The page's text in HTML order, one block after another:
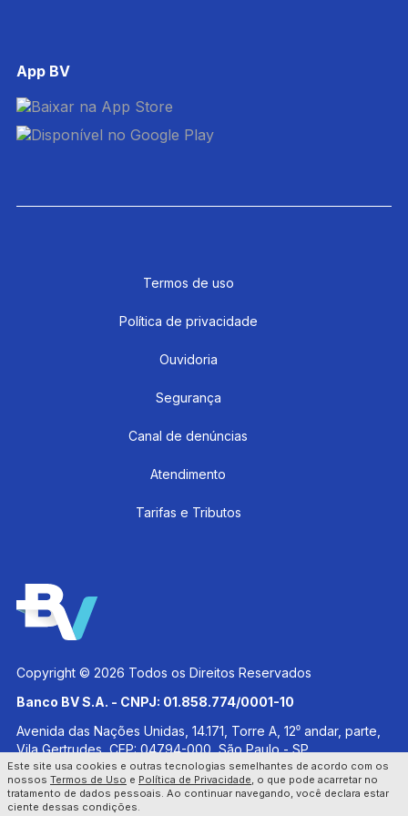
Este site usa cookies e outras tecnologias semelhantes de acordo com os
nossos Termos de Uso e Política de Privacidade, o que pode acarretar no
tratamento de dados pessoais. Ao continuar navegando, você declara estar
ciente dessas condições.
App BV
Termos de uso
Política de privacidade
Ouvidoria
Segurança
Canal de denúncias
Atendimento
Tarifas e Tributos
Copyright © 2026 Todos os Direitos Reservados
Banco BV S.A. - CNPJ: 01.858.774/0001-10
Avenida das Nações Unidas, 14.171, Torre A, 12⁰ andar, parte,
Vila Gertrudes, CEP: 04794-000, São Paulo - SP
Banco Votorantim S.A. - CNPJ: 59.588.111/0001-03
Avenida das Nações Unidas, 14.171, Torre A, 18⁰ andar, Vila